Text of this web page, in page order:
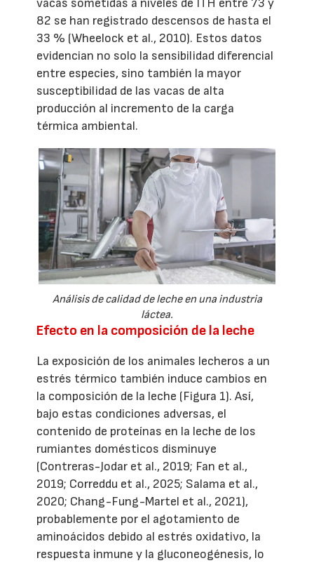
vacas sometidas a niveles de ITH entre 73 y
82 se han registrado descensos de hasta el
33 % (Wheelock et al., 2010). Estos datos
evidencian no solo la sensibilidad diferencial
entre especies, sino también la mayor
susceptibilidad de las vacas de alta
producción al incremento de la carga
térmica ambiental.
Análisis de calidad de leche en una industria
láctea.
Efecto en la composición de la leche
La exposición de los animales lecheros a un
estrés térmico también induce cambios en
la composición de la leche (Figura 1). Así,
bajo estas condiciones adversas, el
contenido de proteínas en la leche de los
rumiantes domésticos disminuye
(Contreras-Jodar et al., 2019; Fan et al.,
2019; Correddu et al., 2025; Salama et al.,
2020; Chang-Fung-Martel et al., 2021),
probablemente por el agotamiento de
aminoácidos debido al estrés oxidativo, la
respuesta inmune y la gluconeogénesis, lo